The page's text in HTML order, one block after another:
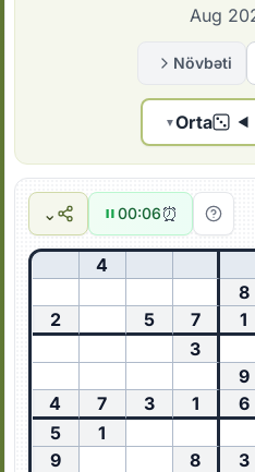
Növbəti
Orta
▼
⏰
00:07
⌄
4
8
1
7
5
2
3
9
6
1
3
7
4
1
5
3
8
9